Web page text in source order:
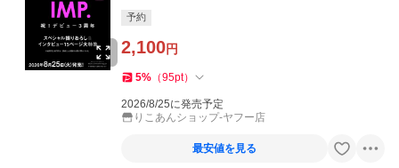
予約
2,100円
5% （95pt）
2026/8/25に発売予定
りこあんショップ-ヤフー店
最安値を見る